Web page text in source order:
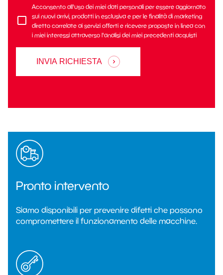
Acconsento all'uso dei miei dati personali per essere aggiornato
sui nuovi arrivi, prodotti in esclusiva e per le finalità di marketing
diretto correlate ai servizi offerti e ricevere proposte in linea con
i miei interessi attraverso l'analisi dei miei precedenti acquisti
INVIA RICHIESTA
Pronto intervento
Siamo disponibili per prevenire difetti che possono
compromettere il funzionamento delle macchine.